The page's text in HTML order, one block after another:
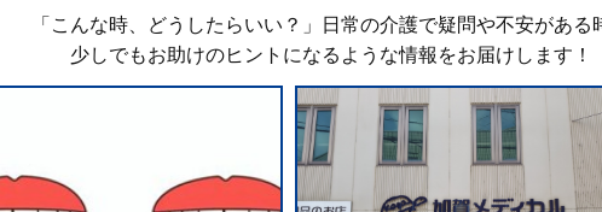
「こんな時、どうしたらいい？」日常の介護で疑問や不安がある
少しでもお助けのヒントになるような情報をお届けします！